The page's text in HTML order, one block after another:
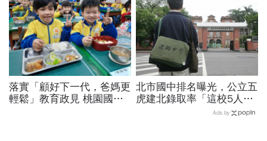
落實「顧好下一代，爸媽更
輕鬆」教育政見 桃園國中
北市國中排名曝光，公立五
虎建北錄取率「這校5人就
1人考上」！前輩親揭亮麗
Ads by